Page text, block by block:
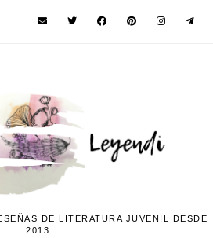
DE LITERATURA JUVENIL DESDE
2013